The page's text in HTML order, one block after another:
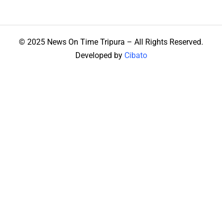
© 2025 News On Time Tripura – All Rights Reserved.
Developed by Cibato